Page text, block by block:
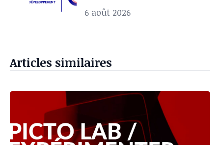
6 août 2026
Articles similaires